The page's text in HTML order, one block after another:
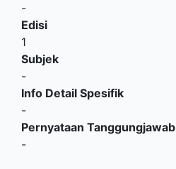
-
Edisi
1
Subjek
-
Info Detail Spesifik
-
Pernyataan Tanggungjawab
-